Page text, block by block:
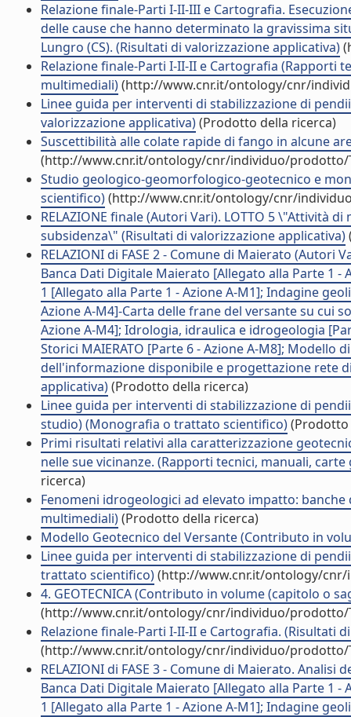
Relazione finale-Parti I-II-III e Cartografia.
delle cause che hanno determinato la gravissima
Lungro (CS). (Risultati di valorizzazione applicativa)
Relazione finale-Parti I-II-II e Cartografia (Rapporti
multimediali)(http://www.cnr.it/ontology/cnr/
Linee guida per interventi di stabilizzazione di
valorizzazione applicativa)(Prodotto della ricerca)
Suscettibilità alle colate rapide di fango in alcune
(http://www.cnr.it/ontology/cnr/individuo/prodotto/
Studio geologico-geomorfologico-geotecnico e
scientifico)(http://www.cnr.it/ontology/cnr/
RELAZIONE finale (Autori Vari). LOTTO 5 \"Attività
subsidenza\" (Risultati di valorizzazione applicativa)
RELAZIONI di FASE 2 - Comune di Maierato
Banca Dati Digitale Maierato [Allegato alla Parte 1
1 [Allegato alla Parte 1 - Azione A-M1]; Indagine
Azione A-M4]-Carta delle frane del versante su cui
Azione A-M4]; Idrologia, idraulica e idrogeologia
Storici MAIERATO [Parte 6 - Azione A-M8]; Modello
dell'informazione disponibile e progettazione rete
applicativa)(Prodotto della ricerca)
Linee guida per interventi di stabilizzazione di
studio) (Monografia o trattato scientifico)(Prodotto
Primi risultati relativi alla caratterizzazione
nelle sue vicinanze. (Rapporti tecnici, manuali,
ricerca)
Fenomeni idrogeologici ad elevato impatto:
multimediali)(Prodotto della ricerca)
Modello Geotecnico del Versante (Contributo in
Linee guida per interventi di stabilizzazione di
trattato scientifico)(http://www.cnr.it/ontology/
4. GEOTECNICA (Contributo in volume (capitolo o
(http://www.cnr.it/ontology/cnr/individuo/prodotto/
Relazione finale-Parti I-II-II e Cartografia. (Risultati
(http://www.cnr.it/ontology/cnr/individuo/prodotto/
RELAZIONI di FASE 3 - Comune di Maierato.
Banca Dati Digitale Maierato [Allegato alla Parte 1
1 [Allegato alla Parte 1 - Azione A-M1]; Indagine